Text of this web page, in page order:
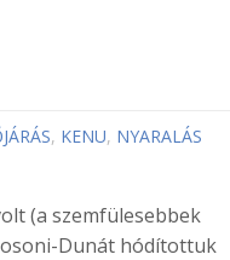
, KENU, NYARALÁS
(a szemfülesebbek
Dunát hódítottuk